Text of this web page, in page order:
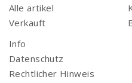
Alle artikel
Verkauft
Info
Datenschutz
Rechtlicher Hinweis